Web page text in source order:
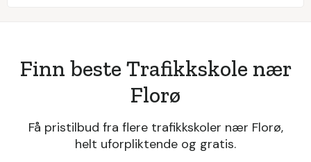
Finn beste Trafikkskole nær
Florø
Få pristilbud fra flere trafikkskoler nær Florø,
helt uforpliktende og gratis.